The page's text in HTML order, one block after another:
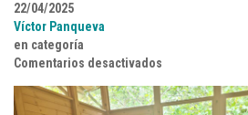
22/04/2025
Víctor Panqueva
en categoría
Comentarios desactivados